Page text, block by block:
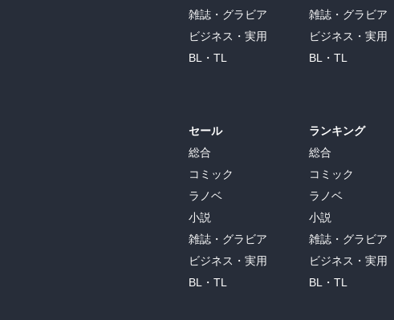
雑誌・グラビア
ビジネス・実用
BL・TL
セール
総合
コミック
ラノベ
小説
雑誌・グラビア
ビジネス・実用
BL・TL
雑誌・グラビア
ビジネス・実用
BL・TL
ランキング
総合
コミック
ラノベ
小説
雑誌・グラビア
ビジネス・実用
BL・TL